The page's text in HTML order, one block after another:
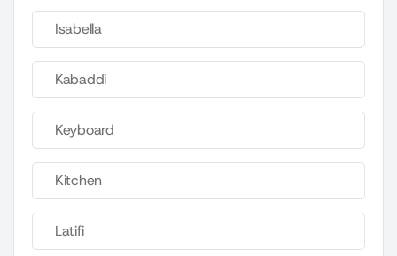
Isabella
Kabaddi
Keyboard
Kitchen
Latifi